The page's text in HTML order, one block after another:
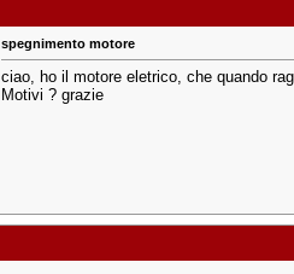
spegnimento motore
ciao, ho il motore eletrico, che quando
Motivi ? grazie